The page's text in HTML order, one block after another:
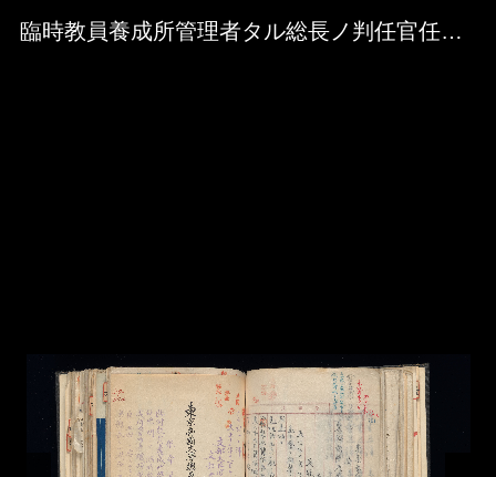
Media Viewer 臨時教員養成所管理者タル総長ノ判任官任免ノ件